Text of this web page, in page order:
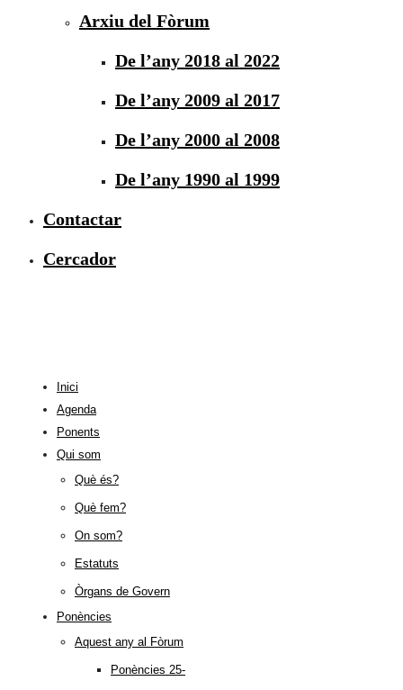
Arxiu del Fòrum
De l’any 2018 al 2022
De l’any 2009 al 2017
De l’any 2000 al 2008
De l’any 1990 al 1999
Contactar
Cercador
Inici
Agenda
Ponents
Qui som
Què és?
Què fem?
On som?
Estatuts
Òrgans de Govern
Ponències
Aquest any al Fòrum
Ponències 25-